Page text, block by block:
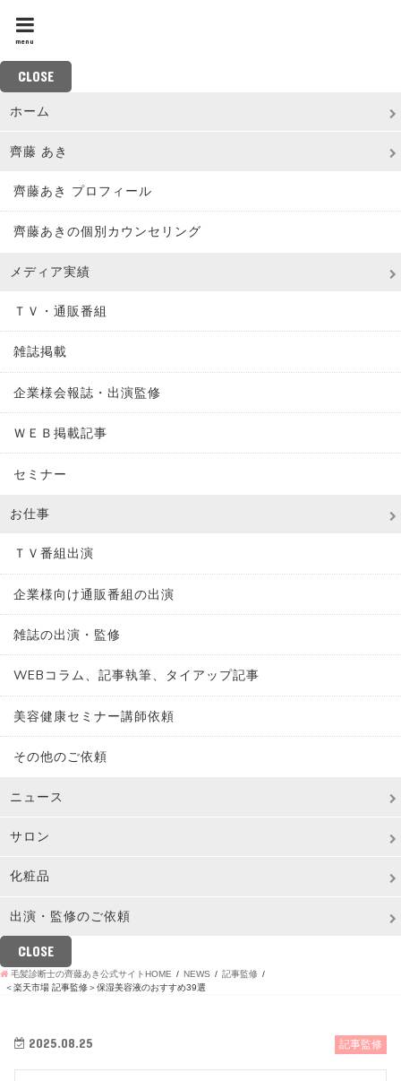
menu
CLOSE
ホーム
齊藤 あき
齊藤あき プロフィール
齊藤あきの個別カウンセリング
メディア実績
ＴＶ・通販番組
雑誌掲載
企業様会報誌・出演監修
ＷＥＢ掲載記事
セミナー
お仕事
ＴＶ番組出演
企業様向け通販番組の出演
雑誌の出演・監修
WEBコラム、記事執筆、タイアップ記事
美容健康セミナー講師依頼
その他のご依頼
ニュース
サロン
化粧品
出演・監修のご依頼
CLOSE
毛髪診断士の齊藤あき公式サイトHOME NEWS
記事監修
＜楽天市場 記事監修＞保湿美容液のおすすめ39選
記事監修
2025.08.25